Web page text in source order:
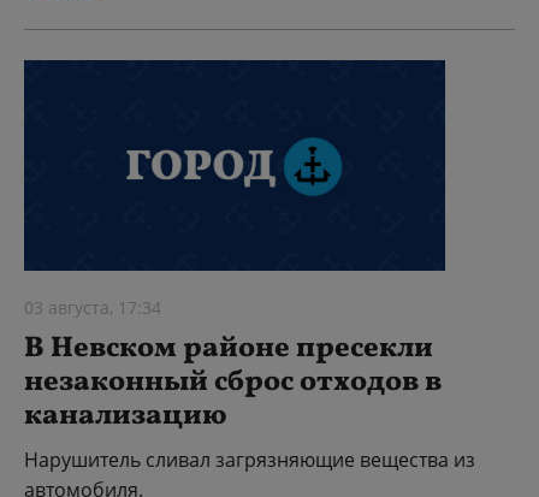
03 августа, 17:34
В Невском районе пресекли
незаконный сброс отходов в
канализацию
Нарушитель сливал загрязняющие вещества из
автомобиля.